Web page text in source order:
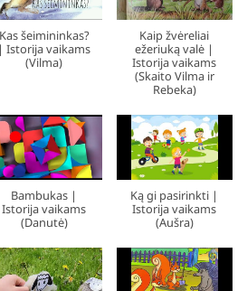
Kas šeimininkas?
| Istorija vaikams
(Vilma)
Kaip žvėreliai
ežeriuką valė |
Istorija vaikams
(Skaito Vilma ir
Rebeka)
Bambukas |
Istorija vaikams
(Danutė)
Ką gi pasirinkti |
Istorija vaikams
(Aušra)